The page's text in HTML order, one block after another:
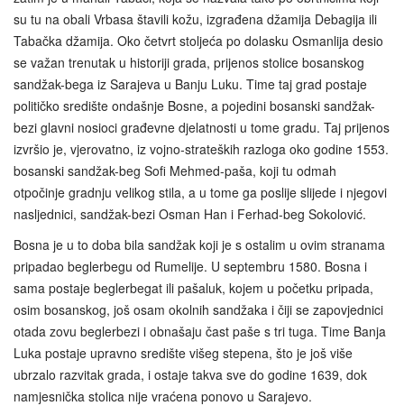
su tu na obali Vrbasa štavili kožu, izgrađena džamija Debagija ili
Tabačka džamija. Oko četvrt stoljeća po dolasku Osmanlija desio
se važan trenutak u historiji grada, prijenos stolice bosanskog
sandžak-bega iz Sarajeva u Banju Luku. Time taj grad postaje
političko središte ondašnje Bosne, a pojedini bosanski sandžak-
bezi glavni nosioci građevne djelatnosti u tome gradu. Taj prijenos
izvršio je, vjerovatno, iz vojno‑strateških razloga oko godine 1553.
bosanski sandžak-beg Sofi Mehmed-paša, koji tu odmah
otpočinje gradnju velikog stila, a u tome ga poslije slijede i njegovi
nasljednici, sandžak-bezi Osman Han i Ferhad-beg Sokolović.
Bosna je u to doba bila sandžak koji je s ostalim u ovim stranama
pripadao beglerbegu od Rumelije. U septembru 1580. Bosna i
sama postaje beglerbegat ili pašaluk, kojem u početku pripada,
osim bosanskog, još osam okolnih sandžaka i čiji se zapovjednici
otada zovu beglerbezi i obnašaju čast paše s tri tuga. Time Banja
Luka postaje upravno središte višeg stepena, što je još više
ubrzalo razvitak grada, i ostaje takva sve do godine 1639, dok
namjesnička stolica nije vraćena ponovo u Sarajevo.